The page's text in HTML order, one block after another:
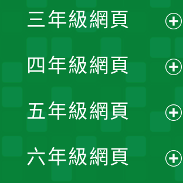
選
單
開
選
單
三年級網頁
開
選
單
四年級網頁
開
選
五年級網頁
開
六年級網頁